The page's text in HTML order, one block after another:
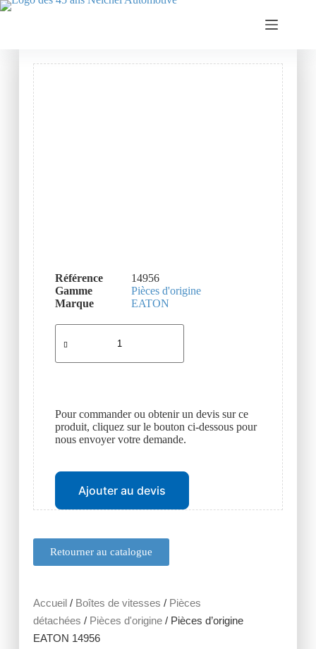
Retourner au catalogue
Accueil/ Boîtes de vitesses / Pièces
détachées / Pièces d'origine/ Pièces d’origine
EATON 14956
Référence
14956
Gamme
Pièces d'origine
Marque
EATON
Pour commander ou obtenir un devis sur ce
produit, cliquez sur le bouton ci-dessous pour
nous envoyer votre demande.
Ajouter au devis